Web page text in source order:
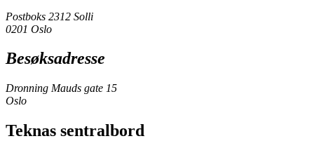
Postboks 2312 Solli
0201 Oslo
Besøksadresse
Dronning Mauds gate 15
Oslo
Teknas sentralbord